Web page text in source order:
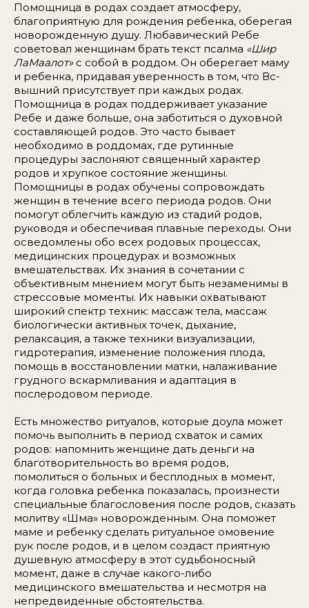
Помощница в родах создает атмосферу,
благоприятную для рождения ребенка, оберегая
новорожденную душу. Любавический Ребе
советовал женщинам брать текст псалма «Шир
ЛаМаалот» с собой в роддом. Он оберегает маму
и ребенка, придавая уверенность в том, что Вс-
вышний присутствует при каждых родах.
Помощница в родах поддерживает указание
Ребе и даже больше, она заботиться о духовной
составляющей родов. Это часто бывает
необходимо в роддомах, где рутинные
процедуры заслоняют священный характер
родов и хрупкое состояние женщины.
Помощницы в родах обучены сопровождать
женщин в течение всего периода родов. Они
помогут облегчить каждую из стадий родов,
руководя и обеспечивая плавные переходы. Они
осведомлены обо всех родовых процессах,
медицинских процедурах и возможных
вмешательствах. Их знания в сочетании с
объективным мнением могут быть незаменимы в
стрессовые моменты. Их навыки охватывают
широкий спектр техник: массаж тела, массаж
биологически активных точек, дыхание,
релаксация, а также техники визуализации,
гидротерапия, изменение положения плода,
помощь в восстановлении матки, налаживание
грудного вскармливания и адаптация в
послеродовом периоде.
Есть множество ритуалов, которые доула может
помочь выполнить в период схваток и самих
родов: напомнить женщине дать деньги на
благотворительность во время родов,
помолиться о больных и бесплодных в момент,
когда головка ребенка показалась, произнести
специальные благословения после родов, сказать
молитву «Шма» новорожденным. Она поможет
маме и ребенку сделать ритуальное омовение
рук после родов, и в целом создаст приятную
душевную атмосферу в этот судьбоносный
момент, даже в случае какого-либо
медицинского вмешательства и несмотря на
непредвиденные обстоятельства.